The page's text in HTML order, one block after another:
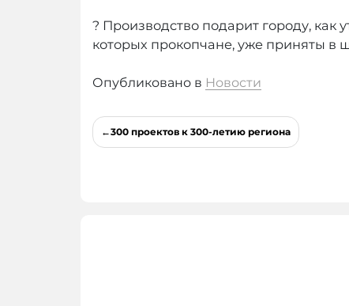
? Производство подарит городу,
которых прокопчане, уже приняты в
Опубликовано в Новости
Навигация
по
300 проектов к 300-летию региона